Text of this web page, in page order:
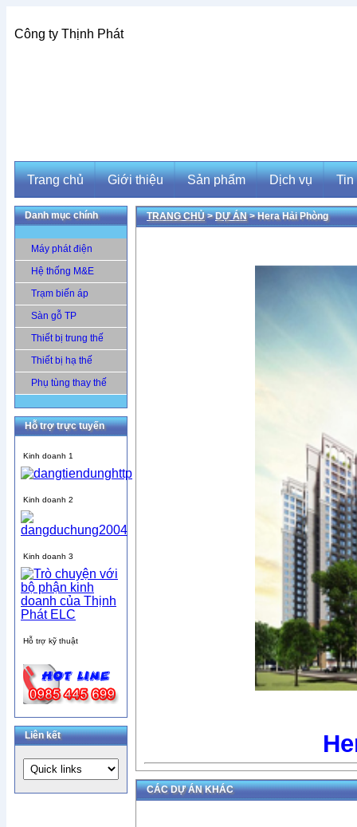
Công ty Thịnh Phát
Trang chủ
Trang chủ
Giới thiệu
Giới thiệu
Sản phẩm
Sản phẩm
Dịch vụ
Dịch vụ
Tin
Tin
Danh mục chính
Máy phát điện
Hệ thống M&E
Trạm biến áp
Sàn gỗ TP
Thiết bị trung thế
Thiết bị hạ thế
Phụ tùng thay thế
Hỗ trợ trực tuyến
Kinh doanh 1
Kinh doanh 2
Kinh doanh 3
Hỗ trợ kỹ thuật
Liên kết
TRANG CHỦ>DỰ ÁN> Hera Hải Phòng
CÁC DỰ ÁN KHÁC